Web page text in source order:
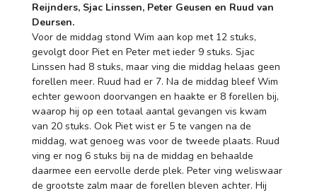
Reijnders, Sjac Linssen, Peter Geusen en Ruud van
Deursen.
Voor de middag stond Wim aan kop met 12 stuks,
gevolgt door Piet en Peter met ieder 9 stuks. Sjac
Linssen had 8 stuks, maar ving die middag helaas geen
forellen meer. Ruud had er 7. Na de middag bleef Wim
echter gewoon doorvangen en haakte er 8 forellen bij,
waarop hij op een totaal aantal gevangen vis kwam
van 20 stuks. Ook Piet wist er 5 te vangen na de
middag, wat genoeg was voor de tweede plaats. Ruud
ving er nog 6 stuks bij na de middag en behaalde
daarmee een eervolle derde plek. Peter ving weliswaar
de grootste zalm maar de forellen bleven achter. Hij